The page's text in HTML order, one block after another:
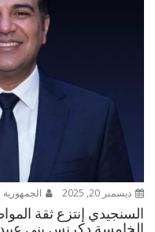
ديسمبر 20, 2025 الجمهورية
الخامسة دكرنس بني